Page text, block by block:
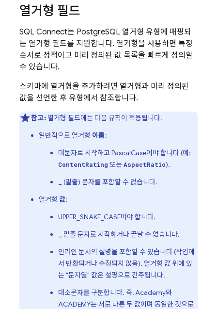
열거형 필드
SQL Connect는 PostgreSQL 열거형 유형에 매핑되
는 열거형 필드를 지원합니다. 열거형을 사용하면 특정
순서로 정적이고 미리 정의된 값 목록을 빠르게 정의할
수 있습니다.
스키마에 열거형을 추가하려면 열거형과 미리 정의된
값을 선언한 후 유형에서 참조합니다.
참고:열거형 필드에는 다음 규칙이 적용됩니다.
일반적으로 열거형 이름:
대문자로 시작하고 PascalCase여야 합니다 (예:
ContentRating 또는AspectRatio).
(밑줄) 문자를 포함할 수 없습니다.
열거형 값:
UPPER_SNAKE_CASE여야 합니다.
밑줄 문자로 시작하거나 끝날 수 없습니다.
인라인 문서의 설명을 포함할 수 있습니다 (작업에
서 반환되거나 수정되지 않음). 열거형 값 위에 있
는 "문자열" 값은 설명으로 간주됩니다.
대소문자를 구분합니다. 즉, Academy와
ACADEMY는 서로 다른 두 값이며 동일한 것으로